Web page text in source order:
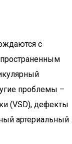
с
проблемы –
(VSD), дефекты
артериальный